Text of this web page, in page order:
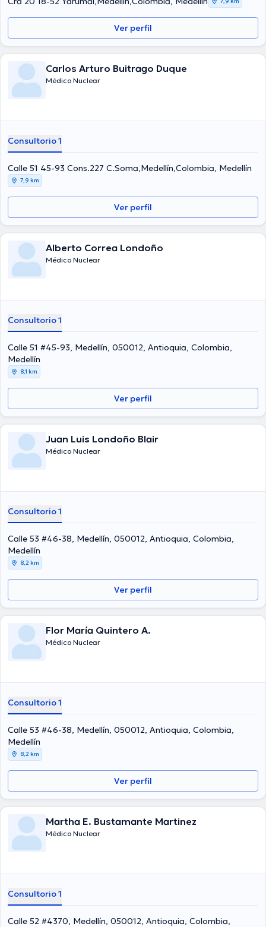
Ver perfil
Carlos Arturo Buitrago Duque
Médico Nuclear
Consultorio 1
Calle 51 45-93 Cons.227 C.Soma,Medellín,Colombia, Medellín
7,9 km
Ver perfil
Alberto Correa Londoño
Médico Nuclear
Consultorio 1
Calle 51 #45-93, Medellín, 050012, Antioquia, Colombia,
Medellín
8,1 km
Ver perfil
Juan Luis Londoño Blair
Médico Nuclear
Consultorio 1
Calle 53 #46-38, Medellín, 050012, Antioquia, Colombia,
Medellín
8,2 km
Ver perfil
Flor María Quintero A.
Médico Nuclear
Consultorio 1
Calle 53 #46-38, Medellín, 050012, Antioquia, Colombia,
Medellín
8,2 km
Ver perfil
Martha E. Bustamante Martinez
Médico Nuclear
Consultorio 1
Calle 52 #4370, Medellín, 050012, Antioquia, Colombia,